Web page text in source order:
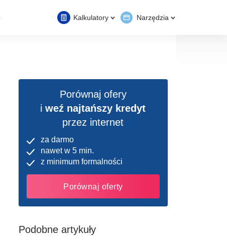
Kalkulatory Narzędzia
Porównaj ofery
iweź najtańszy kredyt
przez internet
za darmo
nawet w 5 min.
z minimum formalności
Porównaj oferty
Podobne artykuły